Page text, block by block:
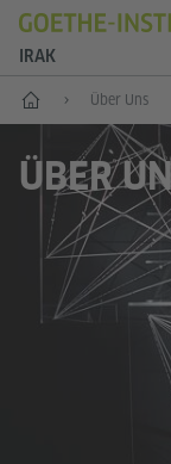
IRAK
Start Über Uns
ÜBER